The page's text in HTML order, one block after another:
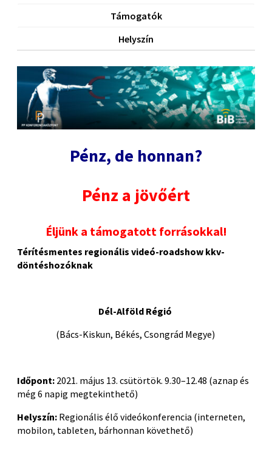
Támogatók
Helyszín
Pénz, de honnan?
Pénz a jövőért
Éljünk a támogatott forrásokkal!
Térítésmentes regionális videó-roadshow kkv-
döntéshozóknak
Dél-Alföld Régió
(Bács-Kiskun, Békés, Csongrád Megye)
Időpont: 2021. május 13. csütörtök. 9.30–12.48 (aznap és
még 6 napig megtekinthető)
Helyszín: Regionális élő videókonferencia (interneten,
mobilon, tableten, bárhonnan követhető)